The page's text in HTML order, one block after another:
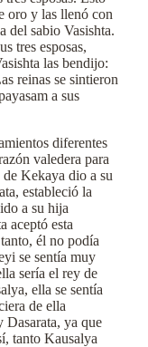
oro y las llenó con
del sabio Vasishta.
tres esposas,
las bendijo:
reinas se sintieron
a sus
diferentes
valedera para
Kekaya dio a su
estableció la
a su hija
aceptó esta
él no podía
se sentía muy
sería el rey de
ella se sentía
de ella
Dasarata, ya que
tanto Kausalya